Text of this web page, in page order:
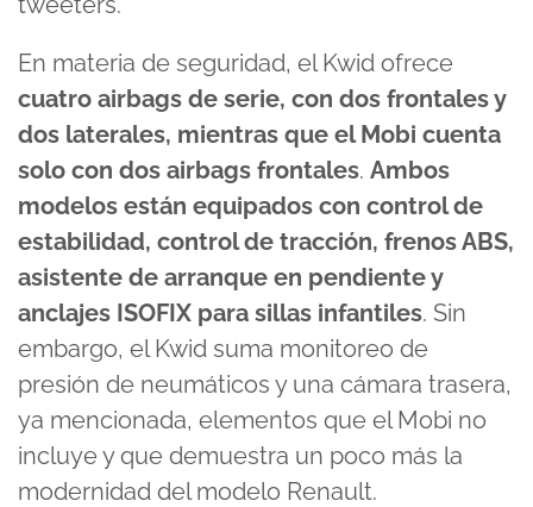
En materia de seguridad, el Kwid ofrece
cuatro airbags de serie, con dos frontales y
dos laterales, mientras que el Mobi cuenta
solo con dos airbags frontales. Ambos
modelos están equipados con control de
estabilidad, control de tracción, frenos ABS,
asistente de arranque en pendiente y
anclajes ISOFIX para sillas infantiles. Sin
embargo, el Kwid suma monitoreo de
presión de neumáticos y una cámara trasera,
ya mencionada, elementos que el Mobi no
incluye y que demuestra un poco más la
modernidad del modelo Renault.